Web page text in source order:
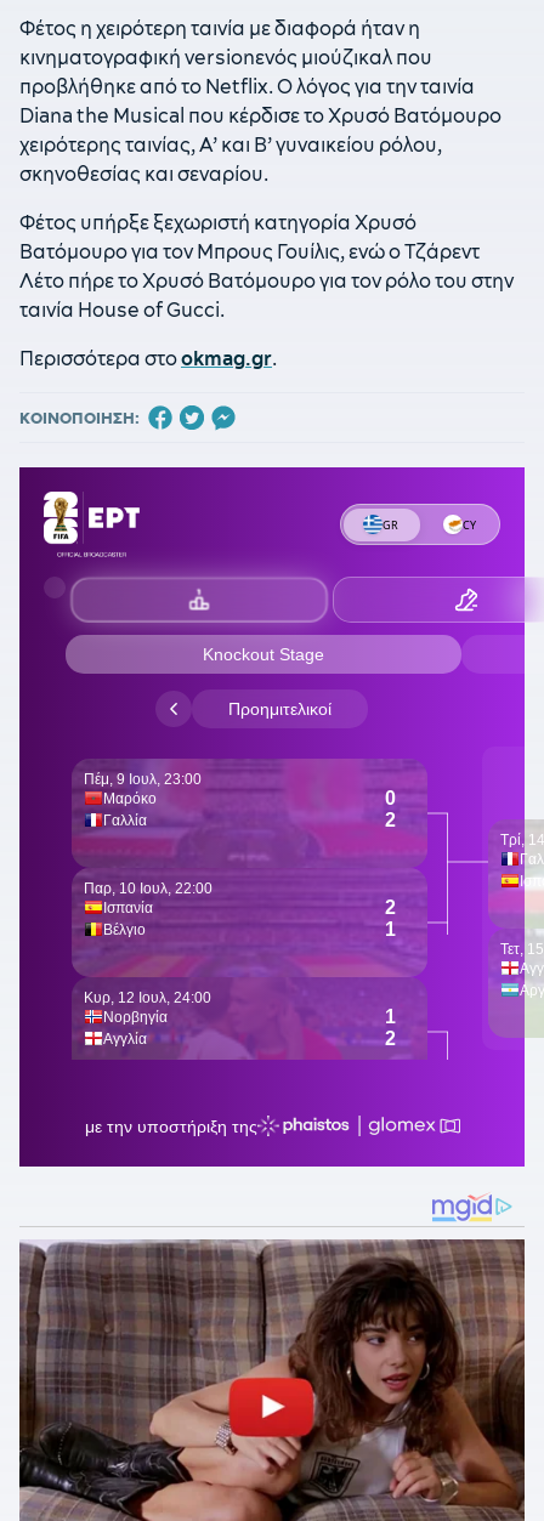
Φέτος η χειρότερη ταινία με διαφορά ήταν η
κινηματογραφική versionενός μιούζικαλ που
προβλήθηκε από το Netflix. Ο λόγος για την ταινία
Diana the Musical που κέρδισε το Χρυσό Βατόμουρο
χειρότερης ταινίας, Α’ και Β’ γυναικείου ρόλου,
σκηνοθεσίας και σεναρίου.
Φέτος υπήρξε ξεχωριστή κατηγορία Χρυσό
Βατόμουρο για τον Μπρους Γουίλις, ενώ ο Τζάρεντ
Λέτο πήρε το Χρυσό Βατόμουρο για τον ρόλο του στην
ταινία House of Gucci.
Περισσότερα στοokmag.gr.
ΚΟΙΝΟΠΟΙΗΣΗ: